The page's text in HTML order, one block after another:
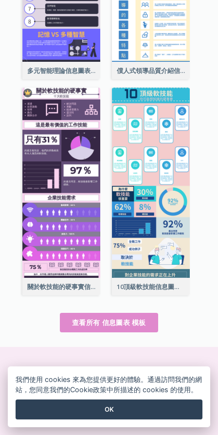
多元智能理論信息圖表 僕人式領導品質介紹信息圖表
關於軟技能的硬事實信息圖表 10頂級軟技能信息圖表
查看所有 信息圖表 模板
創建精美的設計
無需信用卡、無需合同、無需下載，沒有隱藏費用。
免費使用
我們使用 cookies 來為您提供更好的體驗。通過訪問我們的網
站，您同意我們的Cookie政策中所描述的 cookies 的使用。
OK